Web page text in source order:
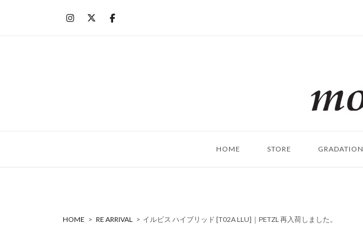
HOME STORE GRADATION
HOME > RE ARRIVAL > イルビス ハイブリッド [T02A LLU]｜PETZL 再入荷しました。